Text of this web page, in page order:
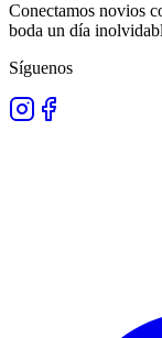
Conectamos novios
boda un día
Síguenos